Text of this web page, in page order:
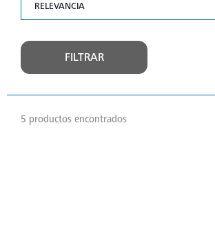
FILTRAR
5 productos encontrados